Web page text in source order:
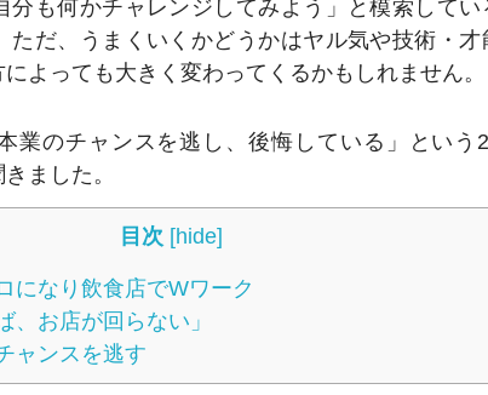
分も何かチャレンジしてみよう」と模索してい
ただ、うまくいくかどうかはヤル気や技術・才
よっても大きく変わってくるかもしれません。
業のチャンスを逃し、後悔している」という
ました。
目次 [hide]
になり飲食店でWワーク
、お店が回らない」
ャンスを逃す